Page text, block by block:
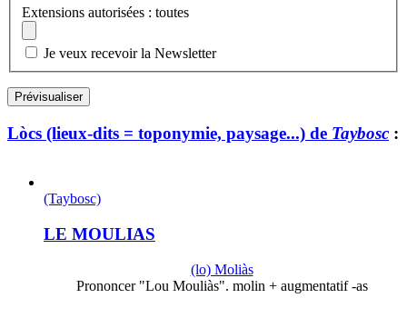
Extensions autorisées : toutes
Je veux recevoir la Newsletter
Lòcs (lieux-dits = toponymie, paysage...) de Taybosc :
(Taybosc)
LE MOULIAS
(lo) Moliàs
Prononcer "Lou Mouliàs". molin + augmentatif -as